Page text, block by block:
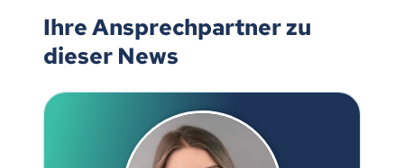
Ihre Ansprechpartner zu
dieser News